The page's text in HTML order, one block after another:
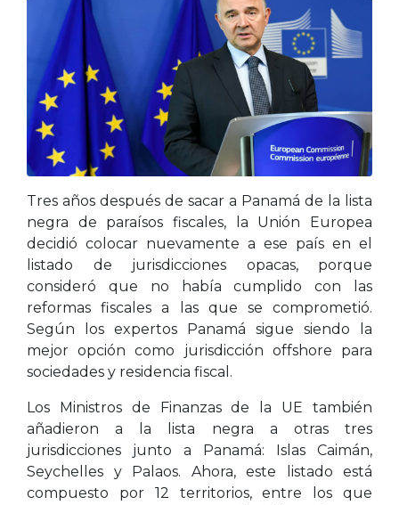
Tres años después de sacar a Panamá de la lista
negra de paraísos fiscales, la Unión Europea
decidió colocar nuevamente a ese país en el
listado de jurisdicciones opacas, porque
consideró que no había cumplido con las
reformas fiscales a las que se comprometió.
Según los expertos Panamá sigue siendo la
mejor opción como jurisdicción offshore para
sociedades y residencia fiscal.
Los Ministros de Finanzas de la UE también
añadieron a la lista negra a otras tres
jurisdicciones junto a Panamá: Islas Caimán,
Seychelles y Palaos. Ahora, este listado está
compuesto por 12 territorios, entre los que